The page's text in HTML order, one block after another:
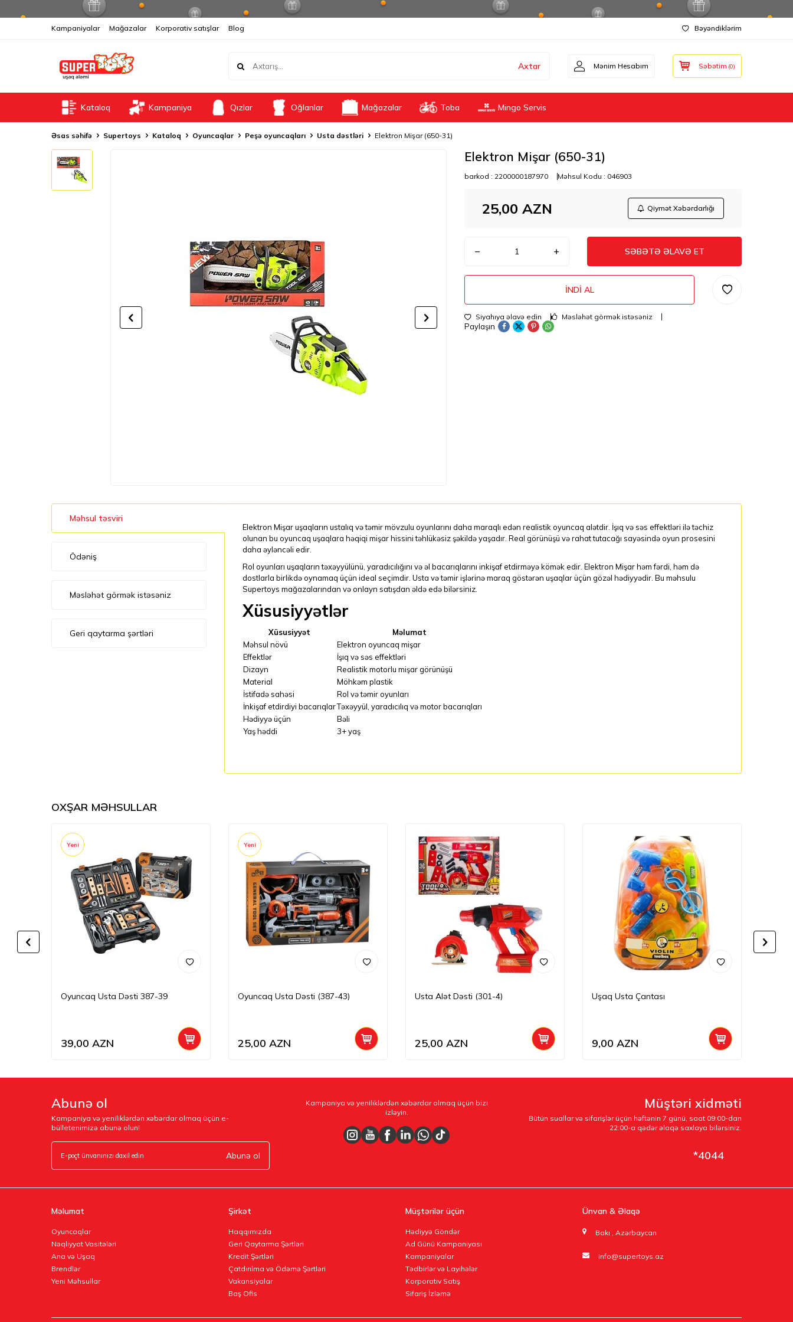
Kampaniyalar Mağazalar Korporativ satışlar Blog Bəyəndiklərim
Axtar Mənim Hesabım Səbətim (0)
Kataloq Kampaniya Qızlar Oğlanlar Mağazalar Toba Mingo Servis
Əsas səhifə Supertoys Kataloq Oyuncaqlar Peşə oyuncaqları Usta dəstləri Elektron Mişar (650-31)
Elektron Mişar (650-31)
barkod : 2200000187970 Məhsul Kodu : 046903
25,00 AZN Qiymət Xəbərdarlığı
SƏBƏTƏ ƏLAVƏ ET
İNDI AL
Siyahıya əlavə edin Məsləhət görmək istəsəniz
Paylaşın
Məhsul təsviri
Ödəniş
Məsləhət görmək istəsəniz
Geri qaytarma şərtləri
Elektron Mişar uşaqların ustalıq və təmir mövzulu oyunlarını daha maraqlı edən realistik oyuncaq alətdir. İşıq və səs effektləri ilə təchiz
olunan bu oyuncaq uşaqlara həqiqi mişar hissini təhlükəsiz şəkildə yaşadır. Real görünüşü və rahat tutacağı sayəsində oyun prosesini
daha əyləncəli edir.
Rol oyunları uşaqların təxəyyülünü, yaradıcılığını və əl bacarıqlarını inkişaf etdirməyə kömək edir. Elektron Mişar həm fərdi, həm də
dostlarla birlikdə oynamaq üçün ideal seçimdir. Usta və təmir işlərinə maraq göstərən uşaqlar üçün gözəl hədiyyədir. Bu məhsulu
Supertoys mağazalarından və onlayn satışdan əldə edə bilərsiniz.
Xüsusiyyətlər
Xüsusiyyət
Məlumat
Məhsul növü
Elektron oyuncaq mişar
Effektlər
İşıq və səs effektləri
Dizayn
Realistik motorlu mişar görünüşü
Material
Möhkəm plastik
İstifadə sahəsi
Rol və təmir oyunları
İnkişaf etdirdiyi bacarıqlarTəxəyyül, yaradıcılıq və motor bacarıqları
Hədiyyə üçün
Bəli
Yaş həddi
3+ yaş
OXŞAR MƏHSULLAR
Yeni
Oyuncaq Usta Dəsti 387-39
39,00 AZN
Yeni
Oyuncaq Usta Dəsti (387-43)
25,00 AZN
Usta Alət Dəsti (301-4)
25,00 AZN
Uşaq Usta Çantası
9,00 AZN
Abunə ol
Kampaniya və yeniliklərdən xəbərdar olmaq üçün e-
bülletenimizə abunə olun!
Abunə ol
Kampaniya və yeniliklərdən xəbərdar olmaq üçün bizi
izləyin.
Müştəri xidməti
Bütün suallar və sifarişlər üçün həftənin 7 günü, saat 09:00-dan
22:00-a qədər əlaqə saxlaya bilərsiniz.
*4044
Məlumat
Oyuncaqlar
Nəqliyyat Vasitələri
Ana və Uşaq
Brendlər
Yeni Məhsullar
Şirkət
Haqqımızda
Geri Qaytarma Şərtləri
Kredit Şərtləri
Çatdırılma və Ödəmə Şərtləri
Vakansiyalar
Baş Ofis
Müştərilər üçün
Hədiyyə Göndər
Ad Günü Kampaniyası
Kampaniyalar
Tədbirlər və Layihələr
Korporativ Satış
Sifariş İzləmə
Ünvan & Əlaqə
Bakı , Azərbaycan
info@supertoys.az